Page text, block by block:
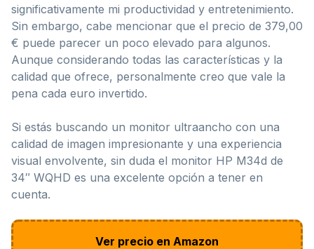
significativamente mi productividad y entretenimiento.
Sin embargo, cabe mencionar que el precio de 379,00
€ puede parecer un poco elevado para algunos.
Aunque considerando todas las características y la
calidad que ofrece, personalmente creo que vale la
pena cada euro invertido.
Si estás buscando un monitor ultraancho con una
calidad de imagen impresionante y una experiencia
visual envolvente, sin duda el monitor HP M34d de
34″ WQHD es una excelente opción a tener en
cuenta.
Ver precio en Amazon